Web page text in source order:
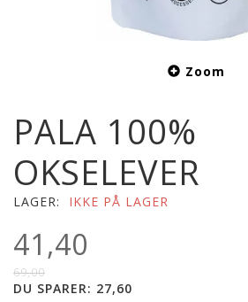
Zoom
PALA 100%
OKSELEVER
LAGER: IKKE PÅ LAGER
41,40
69,00
DU SPARER: 27,60